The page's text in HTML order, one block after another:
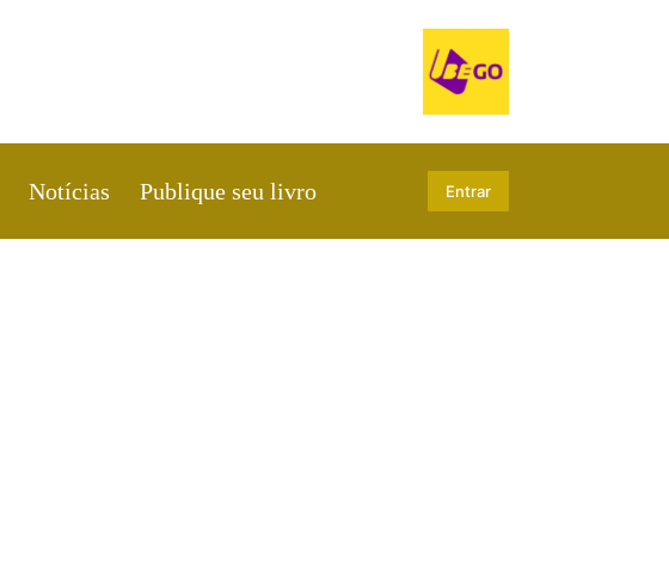
Notícias Publique seu livro Entrar